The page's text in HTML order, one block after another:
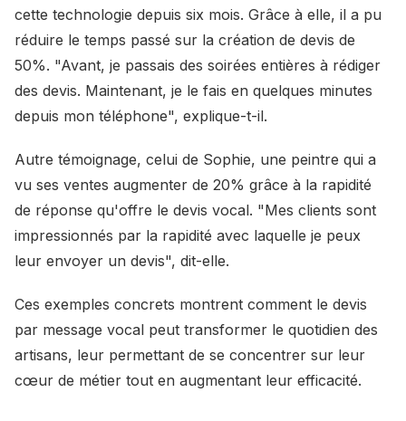
cette technologie depuis six mois. Grâce à elle, il a pu
réduire le temps passé sur la création de devis de
50%. "Avant, je passais des soirées entières à rédiger
des devis. Maintenant, je le fais en quelques minutes
depuis mon téléphone", explique-t-il.
Autre témoignage, celui de Sophie, une peintre qui a
vu ses ventes augmenter de 20% grâce à la rapidité
de réponse qu'offre le devis vocal. "Mes clients sont
impressionnés par la rapidité avec laquelle je peux
leur envoyer un devis", dit-elle.
Ces exemples concrets montrent comment le devis
par message vocal peut transformer le quotidien des
artisans, leur permettant de se concentrer sur leur
cœur de métier tout en augmentant leur efficacité.